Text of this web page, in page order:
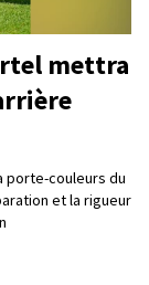
mettra
porte-couleurs du
et la rigueur